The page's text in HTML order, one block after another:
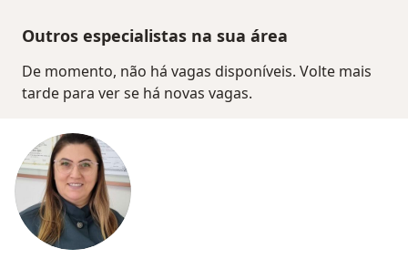
Outros especialistas na sua área
De momento, não há vagas disponíveis. Volte mais
tarde para ver se há novas vagas.